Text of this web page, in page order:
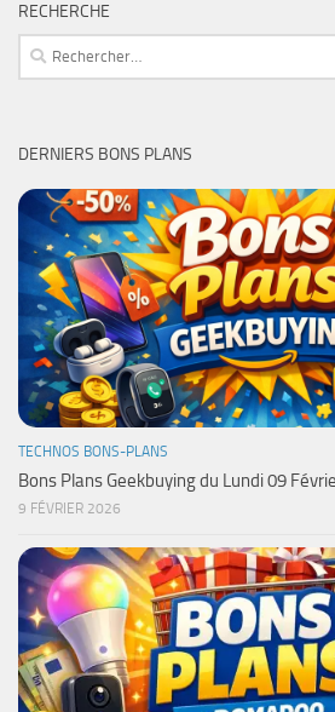
RECHERCHE
Rechercher :
DERNIERS BONS PLANS
TECHNOS BONS-PLANS
Bons Plans Geekbuying du Lundi 09
9 FÉVRIER 2026